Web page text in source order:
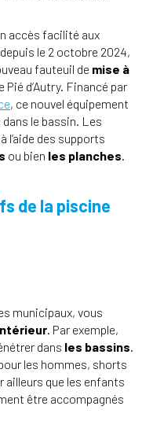
accès facilité aux
le 2 octobre 2024,
fauteuil de mise à
d’Autry. Financé par
, ce nouvel équipement
le bassin. Les
l’aide des supports
ou bien les planches.
de la piscine
municipaux, vous
. Par exemple,
dans les bassins.
les hommes, shorts
que les enfants
être accompagnés